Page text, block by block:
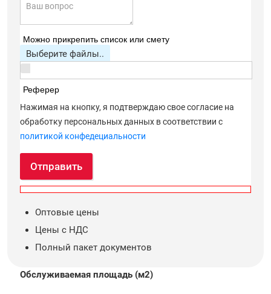
Можно прикрепить список или смету
Выберите файлы..
Реферер
Нажимая на кнопку, я подтверждаю свое согласие на
обработку персональных данных в соответствии с
политикой конфедециальности
Отправить
Оптовые цены
Цены с НДС
Полный пакет документов
Обслуживаемая площадь (м2)